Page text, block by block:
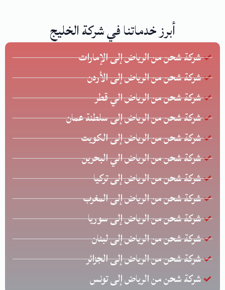
أبرز خدماتنا في شركة الخليج
شركة شحن من الرياض إلى الإمارات
شركة شحن من الرياض إلى الأردن
شركة شحن من الرياض الي قطر
شركة شحن من الرياض إلى سلطنة عمان
شركة شحن من الرياض إلى الكويت
شركة شحن من الرياض الي البحرين
شركة شحن من الرياض إلى تركيا
شركة شحن من الرياض إلى المغرب
شركة شحن من الرياض إلى سوريا
شركة شحن من الرياض إلى لبنان
شركة شحن من الرياض إلى الجزائر
شركة شحن من الرياض إلى تونس